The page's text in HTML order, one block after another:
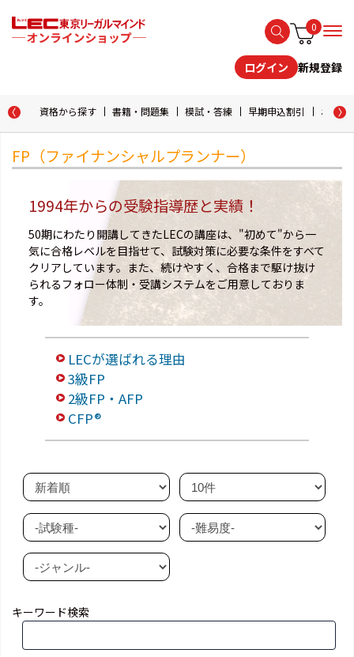
0
ログイン 新規登録
資格から探す 書籍・問題集 模試・答練 早期申込割引 おため
FP（ファイナンシャルプランナー）
1994年からの受験指導歴と実績！
50期にわたり開講してきたLECの講座は、"初めて"から一
気に合格レベルを目指せて、試験対策に必要な条件をすべて
クリアしています。また、続けやすく、合格まで駆け抜け
られるフォロー体制・受講システムをご用意しておりま
す。
LECが選ばれる理由
3級FP
2級FP・AFP
CFP®
キーワード検索